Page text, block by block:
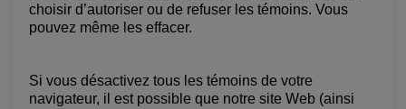
choisir d’autoriser ou de refuser les témoins. Vous
pouvez même les effacer.
Si vous désactivez tous les témoins de votre
navigateur, il est possible que notre site Web (ainsi